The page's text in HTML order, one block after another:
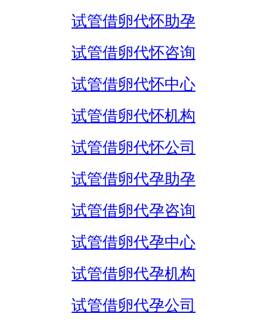
试管借卵代怀助孕
试管借卵代怀咨询
试管借卵代怀中心
试管借卵代怀机构
试管借卵代怀公司
试管借卵代孕助孕
试管借卵代孕咨询
试管借卵代孕中心
试管借卵代孕机构
试管借卵代孕公司